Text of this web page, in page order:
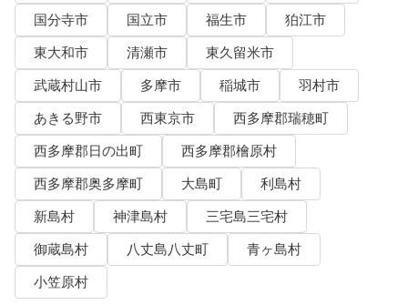
国分寺市
国立市 福生市
狛江市
東大和市
清瀬市
東久留米市
武蔵村山市
多摩市 稲城市
羽村市
あきる野市
西東京市
西多摩郡瑞穂町
西多摩郡日の出町
西多摩郡檜原村
西多摩郡奥多摩町
大島町
利島村
新島村
神津島村
三宅島三宅村
御蔵島村
八丈島八丈町
青ヶ島村
小笠原村